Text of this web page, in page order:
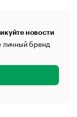
новости
личный бренд